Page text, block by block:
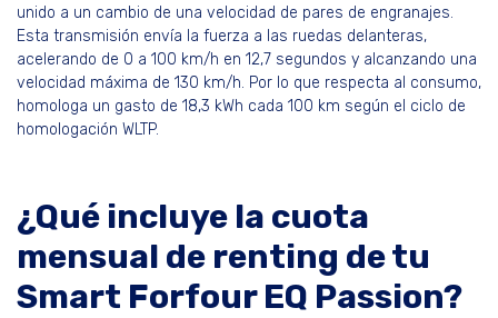
unido a un cambio de una velocidad de pares de engranajes.
Esta transmisión envía la fuerza a las ruedas delanteras,
acelerando de 0 a 100 km/h en 12,7 segundos y alcanzando una
velocidad máxima de 130 km/h. Por lo que respecta al consumo,
homologa un gasto de 18,3 kWh cada 100 km según el ciclo de
homologación WLTP.
¿Qué incluye la cuota
mensual de renting de tu
Smart Forfour EQ Passion?